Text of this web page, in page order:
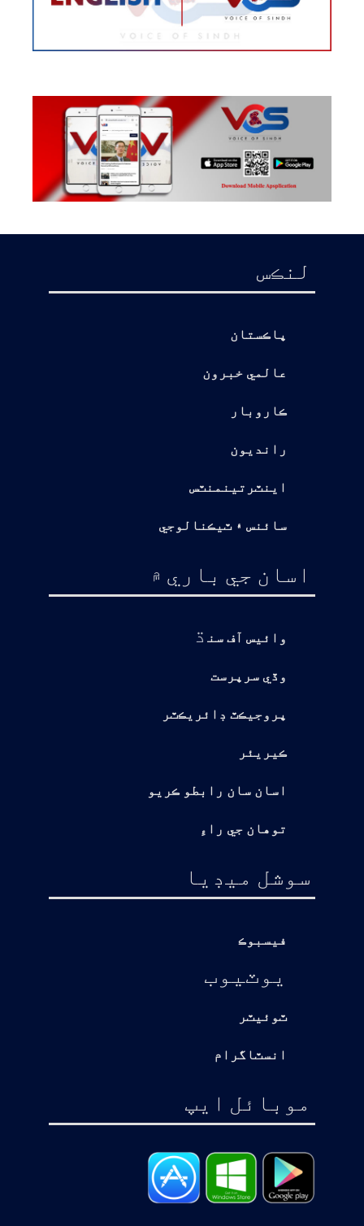
لنڪس
پاڪستان
عالمي خبرون
ڪاروبار
رانديون
اينٽرتينمنٽس
سائنس ۽ ٽيڪنالوجي
اسان جي باري ۾
وائيس آف سن ڌ
وڏي سرپرست
پروجيڪٽ ڊائريڪٽر
ڪيريئر
اسان سان رابطو ڪريو
توهان جي راءِ
سوشل ميڊيا
فيسبوڪ
يوٽيوب
ٽوئيٽر
انسٽاگرام
موبائل ايپ